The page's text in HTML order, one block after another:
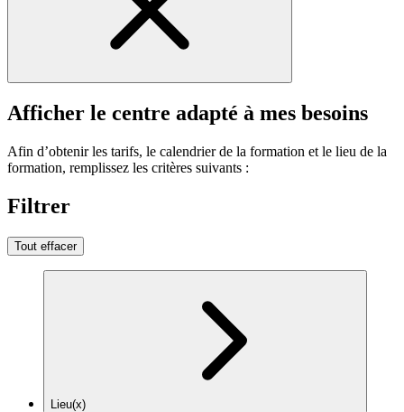
Afficher le centre adapté à mes besoins
Afin d’obtenir les tarifs, le calendrier de la formation et le lieu de la
formation, remplissez les critères suivants :
Filtrer
Tout effacer
Lieu(x)